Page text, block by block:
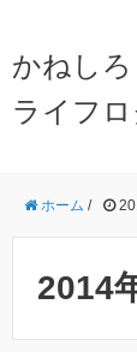
かねし
ライフ
ホーム /
2014